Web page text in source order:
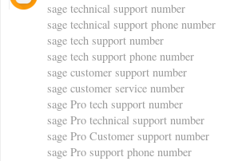
sage technical support number
sage technical support phone number
sage tech support number
sage tech support phone number
sage customer support number
sage customer service number
sage Pro tech support number
sage Pro technical support number
sage Pro Customer support number
sage Pro support phone number